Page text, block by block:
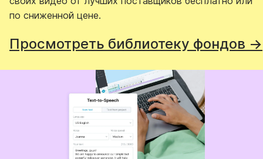
по сниженной цене.
Просмотреть библиотеку фондов →